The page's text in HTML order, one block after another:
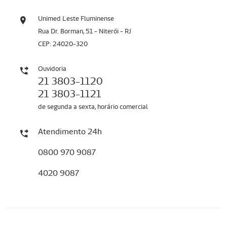
Unimed Leste Fluminense
Rua Dr. Borman, 51 - Niterói - RJ
CEP: 24020-320
Ouvidoria
21 3803-1120
21 3803-1121
de segunda a sexta, horário comercial
Atendimento 24h
0800 970 9087
4020 9087